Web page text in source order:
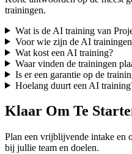
trainingen.
Wat is de AI training van
Voor wie zijn de AI
Wat kost een AI training?
Waar vinden de trainingen
Is er een garantie op de
Hoelang duurt een AI
Klaar Om Te
Plan een vrijblijvende intake en
bij jullie team en doelen.